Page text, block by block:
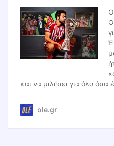
Ο
και να μιλήσει για όλα όσα
ole.gr